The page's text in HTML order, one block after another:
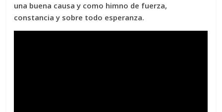
una buena causa y como himno de fuerza,
constancia y sobre todo esperanza.